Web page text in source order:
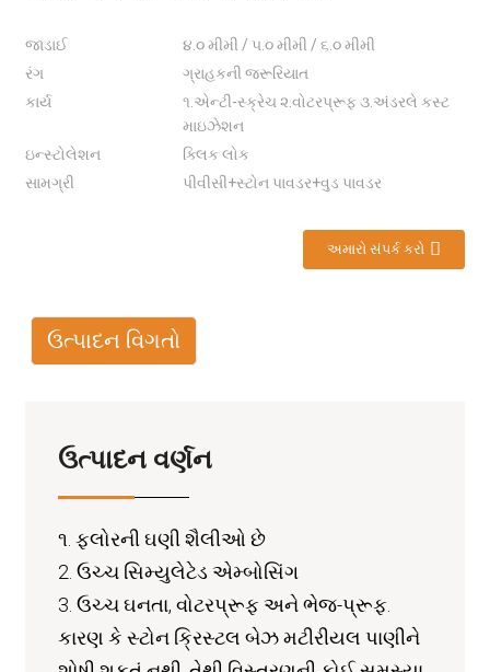
જાડાઈ
૪.૦ મીમી / ૫.૦ મીમી / ૬.૦ મીમી
રંગ
ગ્રાહકની જરૂરિયાત
કાર્ય
૧.એન્ટી-સ્ક્રેચ ૨.વોટરપ્રૂફ ૩.અંડરલે કસ્ટ
માઇઝેશન
ઇન્સ્ટોલેશન
ક્લિક લોક
સામગ્રી
પીવીસી+સ્ટોન પાવડર+વુડ પાવડર
અમારો સંપર્ક કરો
ઉત્પાદન વિગતો
ઉત્પાદન વર્ણન
૧. ફ્લોરની ઘણી શૈલીઓ છે
2. ઉચ્ચ સિમ્યુલેટેડ એમ્બોસિંગ
3. ઉચ્ચ ઘનતા, વોટરપ્રૂફ અને ભેજ-પ્રૂફ.
કારણ કે સ્ટોન ક્રિસ્ટલ બેઝ મટીરીયલ પાણીને